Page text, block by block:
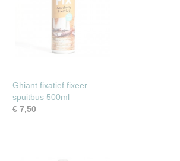
Ghiant fixatief fixeer
spuitbus 500ml
€ 7,50